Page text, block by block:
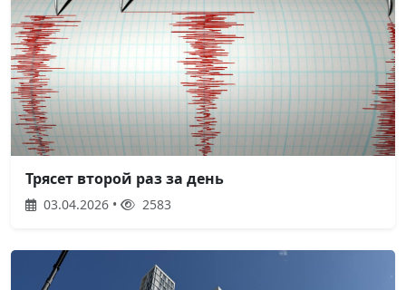
Трясет второй раз за день
03.04.2026 • 2583